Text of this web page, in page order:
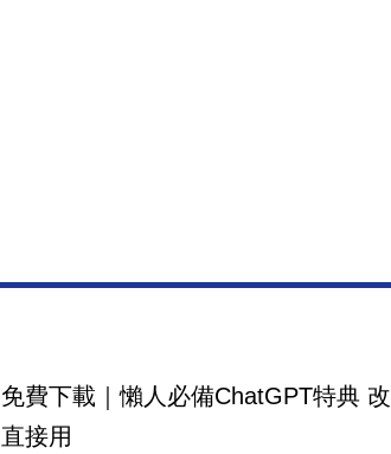
免費下載｜懶人必備ChatGPT特典
直接用